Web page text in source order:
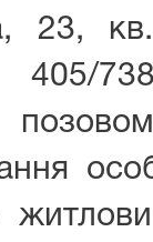
23,
405/